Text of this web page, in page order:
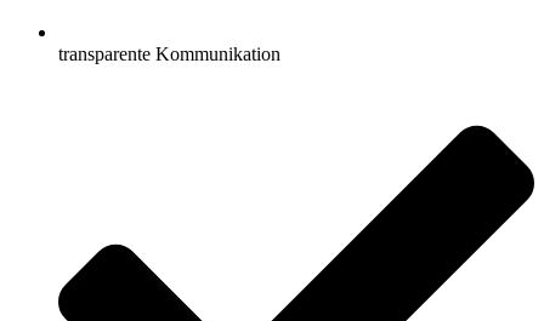
transparente Kommunikation